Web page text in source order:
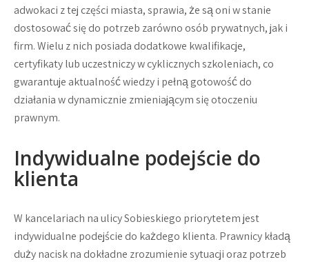
adwokaci z tej części miasta, sprawia, że są oni w stanie
dostosować się do potrzeb zarówno osób prywatnych, jak i
firm. Wielu z nich posiada dodatkowe kwalifikacje,
certyfikaty lub uczestniczy w cyklicznych szkoleniach, co
gwarantuje aktualność wiedzy i pełną gotowość do
działania w dynamicznie zmieniającym się otoczeniu
prawnym.
Indywidualne podejście do
klienta
W kancelariach na ulicy Sobieskiego priorytetem jest
indywidualne podejście do każdego klienta. Prawnicy kładą
duży nacisk na dokładne zrozumienie sytuacji oraz potrzeb